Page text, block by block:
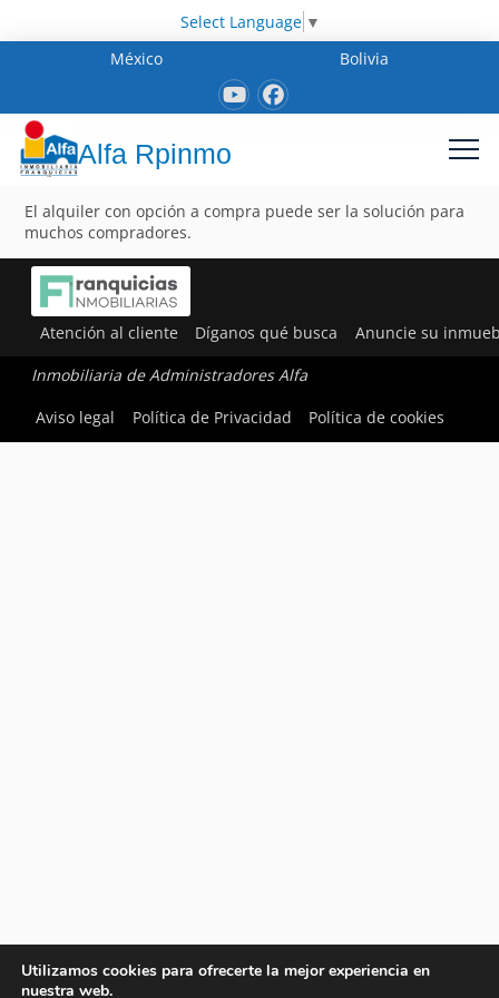
Select Language ▼
México
Bolivia
Alfa Rpinmo
El alquiler con opción a compra puede ser la solución para
muchos compradores.
Atención al cliente Díganos qué busca Anuncie su
Inmobiliaria de Administradores Alfa
Aviso legal
Política de Privacidad Política de cookies
Utilizamos cookies para ofrecerte la mejor experiencia en
nuestra web.